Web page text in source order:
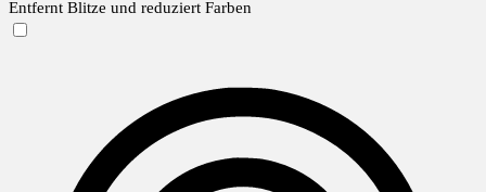
Entfernt Blitze und reduziert Farben